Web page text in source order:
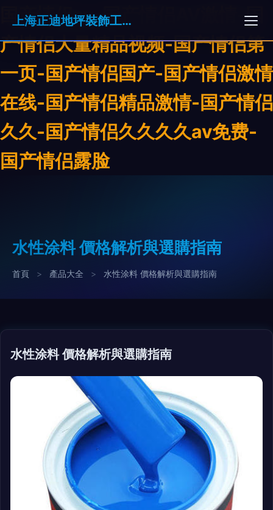
国产情侣av-国产情侣AV激情-国
产情侣大量精品视频-国产情侣第
一页-国产情侣国产-国产情侣激情
在线-国产情侣精品激情-国产情侣
久久-国产情侣久久久久aⅴ免费-
国产情侣露脸
上海正迪地坪裝飾工程有限公司
水性涂料 價格解析與選購指南
首頁 > 產品大全 > 水性涂料 價格解析與選購指南
水性涂料 價格解析與選購指南